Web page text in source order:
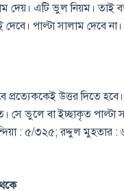
দেয়। এটি ভুল নিয়ম। তাই
পাল্টা সালাম দেবে
উত্তর দিতে হবে।
সে ভুলে বা ইচ্ছাকৃত পাল্টা
: ৫/৩২৫; রদ্দুল